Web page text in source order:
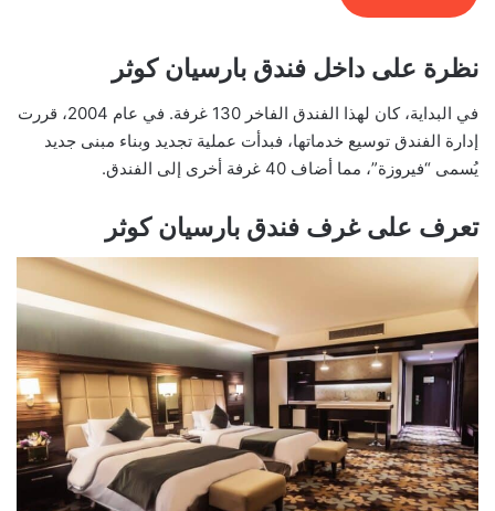
نظرة على داخل فندق بارسيان كوثر
في البداية، كان لهذا الفندق الفاخر 130 غرفة. في عام 2004، قررت
إدارة الفندق توسيع خدماتها، فبدأت عملية تجديد وبناء مبنى جديد
يُسمى “فيروزة”، مما أضاف 40 غرفة أخرى إلى الفندق.
تعرف على غرف فندق بارسيان كوثر